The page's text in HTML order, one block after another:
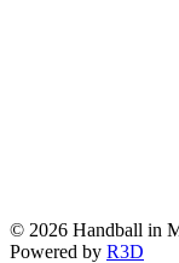
© 2026 Handball in
Powered by R3D